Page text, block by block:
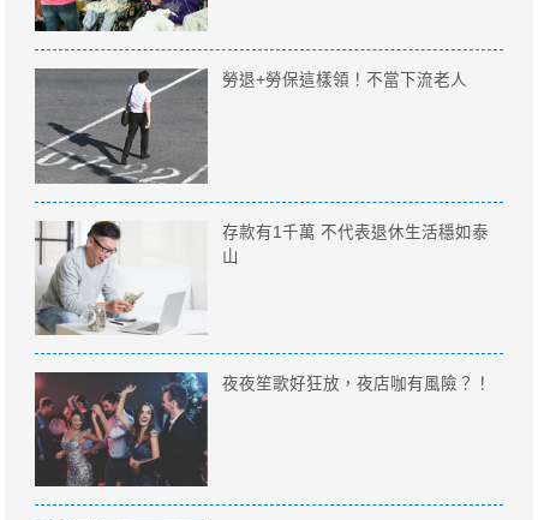
勞退+勞保這樣領！不當下流老人
存款有1千萬 不代表退休生活穩如泰
山
夜夜笙歌好狂放，夜店咖有風險？！